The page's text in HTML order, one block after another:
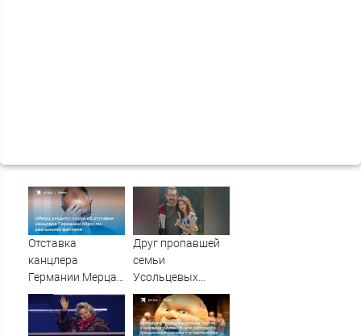
Отставка
канцлера
Германии Мерца:
последние
новости на 7
августа 2026 и
Друг пропавшей
семьи
Усольцевых
получил
аудиосообщение
от них